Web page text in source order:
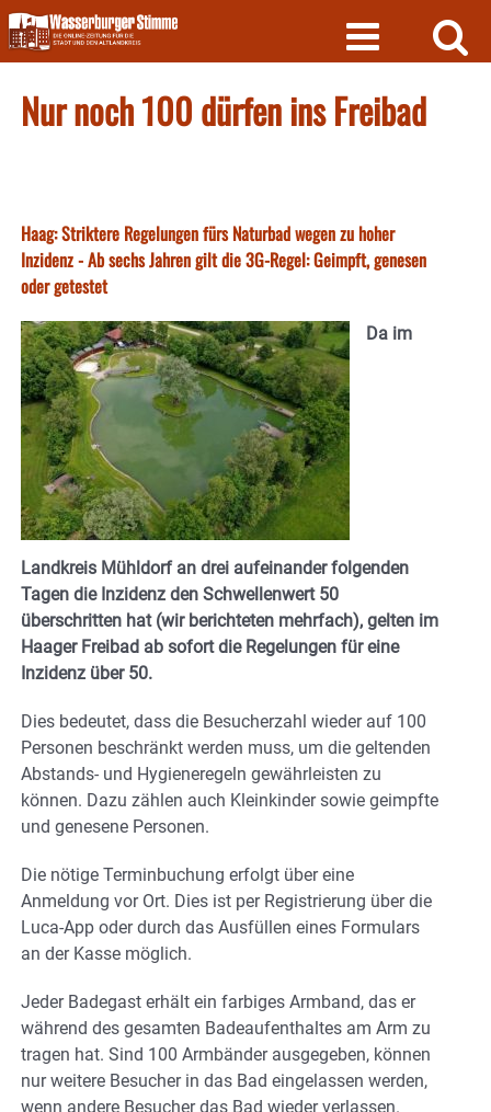
Skip
to
content
Nur noch 100 dürfen ins Freibad
Haag: Striktere Regelungen fürs Naturbad wegen zu hoher
Inzidenz - Ab sechs Jahren gilt die 3G-Regel: Geimpft, genesen
oder getestet
Da im
Landkreis Mühldorf an drei aufeinander folgenden
Tagen die Inzidenz den Schwellenwert 50
überschritten hat (wir berichteten mehrfach), gelten im
Haager Freibad ab sofort die Regelungen für eine
Inzidenz über 50.
Dies bedeutet, dass die Besucherzahl wieder auf 100
Personen beschränkt werden muss, um die geltenden
Abstands- und Hygieneregeln gewährleisten zu
können. Dazu zählen auch Kleinkinder sowie geimpfte
und genesene Personen.
Die nötige Terminbuchung erfolgt über eine
Anmeldung vor Ort. Dies ist per Registrierung über die
Luca-App oder durch das Ausfüllen eines Formulars
an der Kasse möglich.
Jeder Badegast erhält ein farbiges Armband, das er
während des gesamten Badeaufenthaltes am Arm zu
tragen hat. Sind 100 Armbänder ausgegeben, können
nur weitere Besucher in das Bad eingelassen werden,
wenn andere Besucher das Bad wieder verlassen.